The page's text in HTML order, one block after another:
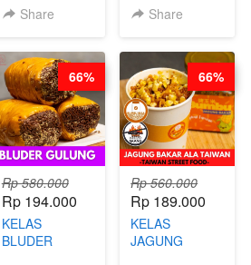
SOP KALDU
CHEF
STEPHANIE
Share
ALA PRI*NG*N
Share
Rp 580.000
Rp 194.000
KELAS
BLUDER
66%
Rp 560.000
Rp 189.000
KELAS
JAGUNG
66%